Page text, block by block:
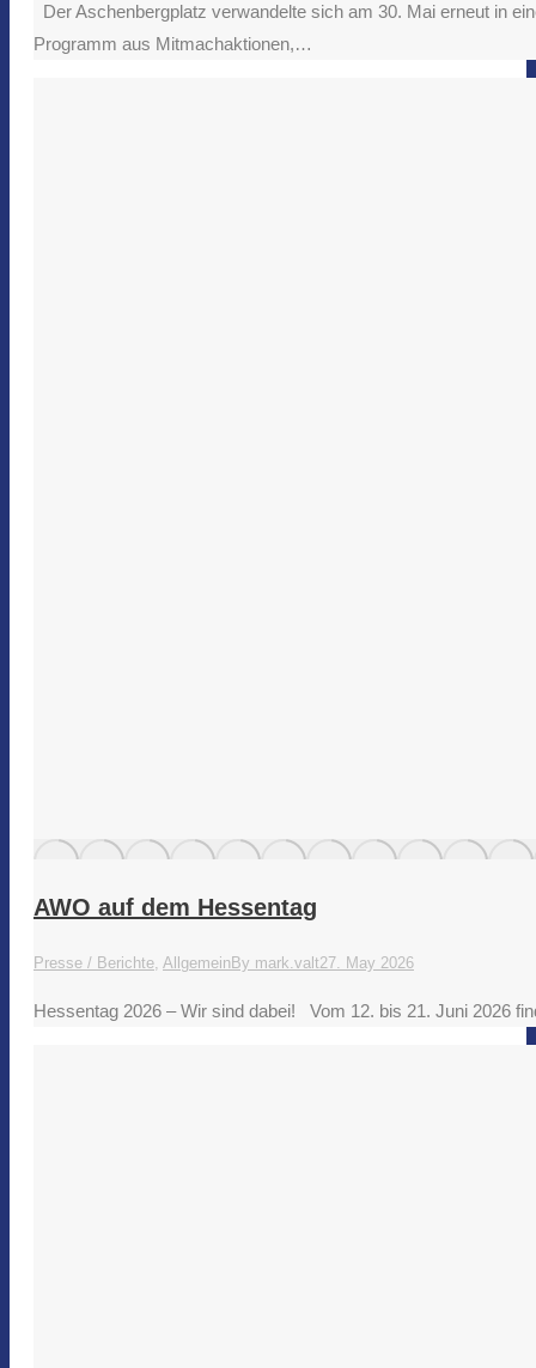
Der Aschenbergplatz verwandelte sich am 30. Mai erneut in
Programm aus Mitmachaktionen,…
AWO auf dem Hessentag
Presse / Berichte, AllgemeinBy mark.valt27. May 2026
Hessentag 2026 – Wir sind dabei! Vom 12. bis 21. Juni 2026